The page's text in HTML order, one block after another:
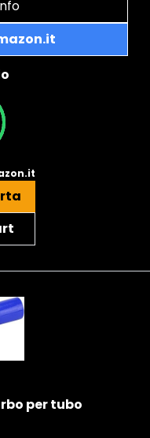
per tubo